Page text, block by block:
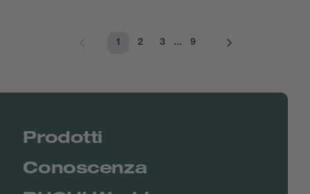
1 2 3 ... 9
Prodotti
Conoscenza